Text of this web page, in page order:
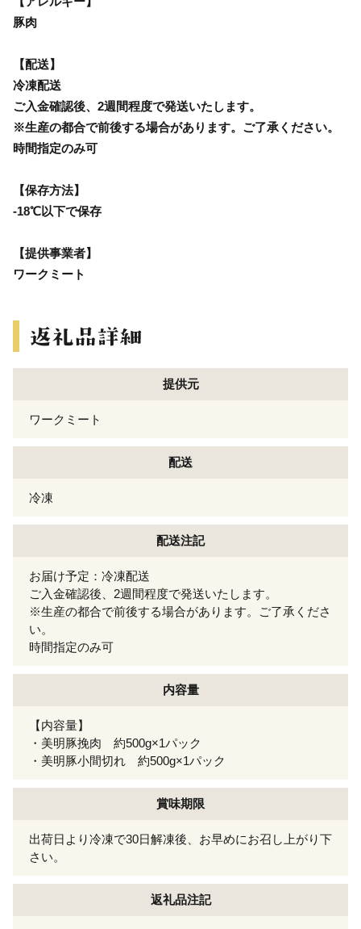
豚肉
【配送】
冷凍配送
ご入金確認後、2週間程度で発送いたします。
※生産の都合で前後する場合があります。ご了承ください。
時間指定のみ可
【保存方法】
-18℃以下で保存
【提供事業者】
ワークミート
提供元
ワークミート
配送
冷凍
配送注記
お届け予定：冷凍配送
ご入金確認後、2週間程度で発送いたします。
※生産の都合で前後する場合があります。ご了承くださ
い。
時間指定のみ可
内容量
【内容量】
・美明豚挽肉 約500g×1パック
・美明豚小間切れ 約500g×1パック
賞味期限
出荷日より冷凍で30日解凍後、お早めにお召し上がり下
さい。
返礼品注記